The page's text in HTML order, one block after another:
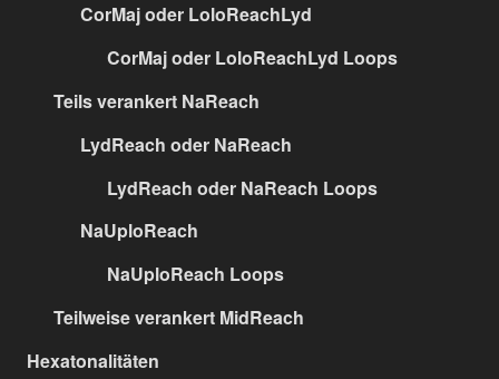
CorMaj oder LoloReachLyd
CorMaj oder LoloReachLyd Loops
Teils verankert NaReach
LydReach oder NaReach
LydReach oder NaReach Loops
NaUploReach
NaUploReach Loops
Teilweise verankert MidReach
Hexatonalitäten